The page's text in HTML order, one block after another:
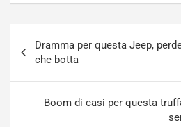
articoli
Dramma per questa Jeep,
che botta
Boom di casi per questa
R
S
p